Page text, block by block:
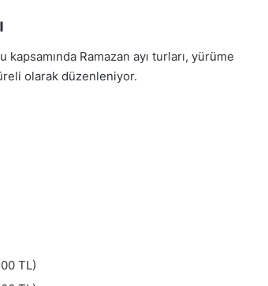
Ramazan ayı turları, yürüme
olarak düzenleniyor.
TL)